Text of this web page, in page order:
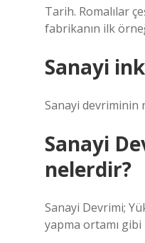
Tarih. Romalılar
fabrikanın ilk
Sanayi
Sanayi devriminin
Sanayi
nelerdir?
Sanayi Devrimi;
yapma ortamı gibi